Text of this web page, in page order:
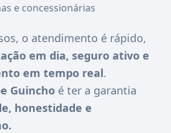
e concessionárias
o atendimento é rápido,
em dia, seguro ativo e
em tempo real.
Guincho é ter a garantia
honestidade e